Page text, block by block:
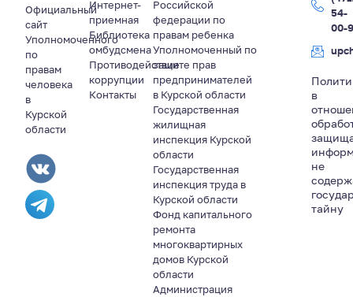
Официальный
сайт
Уполномоченного
по
правам
человека
в
Курской
области
Интернет-
приемная
Библиотека
омбудсмена
Противодействие
коррупции
Контакты
Российской
федерации по
правам ребенка
Уполномоченный по
защите прав
предпринимателей
в Курской области
Государственная
жилищная
инспекция Курской
области
Государственная
инспекция труда в
Курской области
Фонд капитального
ремонта
многоквартирных
домов Курской
области
Администрация
54-
00-
в
не
тайну